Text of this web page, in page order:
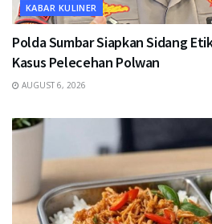
KABAR KULINER
Polda Sumbar Siapkan Sidang
Kasus Pelecehan Polwan
AUGUST 6, 2026